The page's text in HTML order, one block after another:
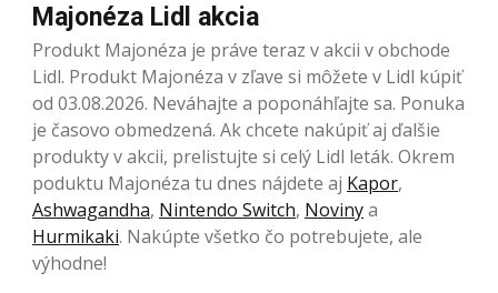
Majonéza Lidl akcia
Produkt Majonéza je práve teraz v akcii v obchode
Lidl. Produkt Majonéza v zľave si môžete v Lidl kúpiť
od 03.08.2026. Neváhajte a poponáhľajte sa. Ponuka
je časovo obmedzená. Ak chcete nakúpiť aj ďalšie
produkty v akcii, prelistujte si celý Lidl leták. Okrem
poduktu Majonéza tu dnes nájdete aj Kapor,
Ashwagandha, Nintendo Switch, Novinya
Hurmikaki. Nakúpte všetko čo potrebujete, ale
výhodne!